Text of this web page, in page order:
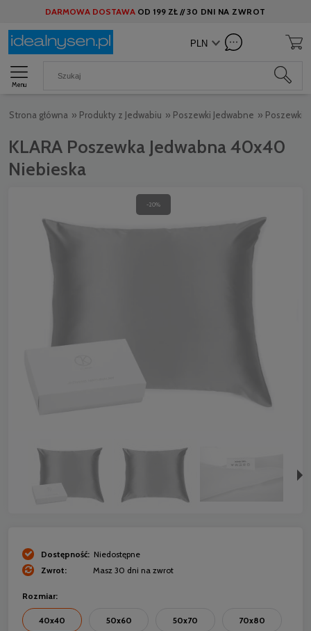
DARMOWA DOSTAWA OD 199 ZŁ //30 DNI NA ZWROT
Menu
Strona główna » Produkty z Jedwabiu » Poszewki Jedwabne » Poszewki
KLARA Poszewka Jedwabna 40x40
Niebieska
-20%
Dostępność: Niedostępne
Zwrot:
Masz 30 dni na zwrot
Rozmiar:
40x40 50x60 50x70 70x80